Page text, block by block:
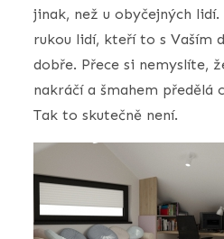
jinak, než u obyčejných
rukou lidí, kteří to s Vaším
dobře. Přece si nemyslíte,
nakráčí a šmahem předělá
Tak to skutečně není.